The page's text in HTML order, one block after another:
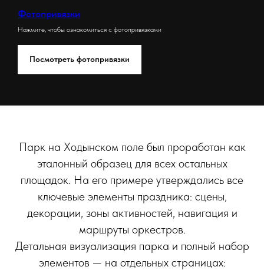
Фотопривязки
Нажмите, чтобы ознакомиться с фотопривязками
Посмотреть фотопривязки
Парк на Ходынском поле был проработан как
эталонный образец для всех остальных
площадок. На его примере утверждались все
ключевые элементы праздника: сцены,
декорации, зоны активностей, навигация и
маршруты оркестров.
Детальная визуализация парка и полный набор
элементов — на отдельных страницах: